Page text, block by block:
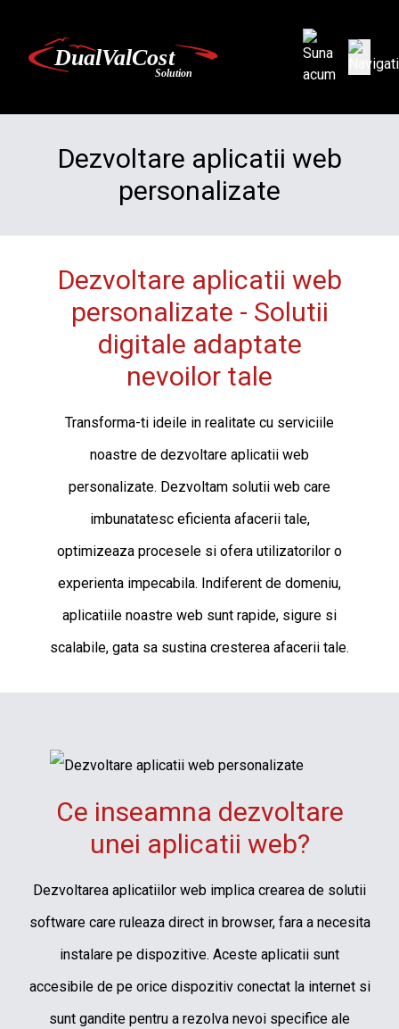
Dezvoltare aplicatii web
personalizate
Dezvoltare aplicatii web
personalizate - Solutii
digitale adaptate
nevoilor tale
Transforma-ti ideile in realitate cu serviciile
noastre de dezvoltare aplicatii web
personalizate. Dezvoltam solutii web care
imbunatatesc eficienta afacerii tale,
optimizeaza procesele si ofera utilizatorilor o
experienta impecabila. Indiferent de domeniu,
aplicatiile noastre web sunt rapide, sigure si
scalabile, gata sa sustina cresterea afacerii tale.
Ce inseamna dezvoltare
unei aplicatii web?
Dezvoltarea aplicatiilor web implica crearea de solutii
software care ruleaza direct in browser, fara a necesita
instalare pe dispozitive. Aceste aplicatii sunt
accesibile de pe orice dispozitiv conectat la internet si
sunt gandite pentru a rezolva nevoi specifice ale